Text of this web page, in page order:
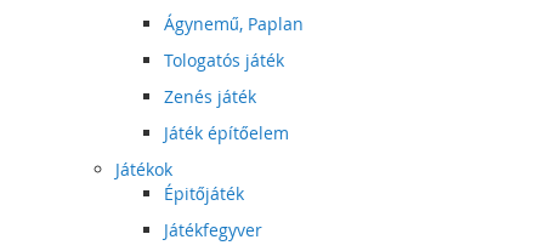
Ágynemű, Paplan
Tologatós játék
Zenés játék
Játék építőelem
Játékok
Épitőjáték
Játékfegyver